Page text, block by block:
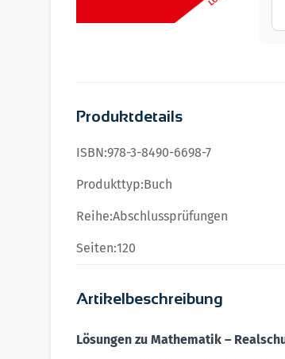
Artikelbeschreibung
Lösungen zu Mathematik –
Produktdetails
ISBN:978-3-8490-6698-7
Produkttyp:Buch
Reihe:Abschlussprüfungen
Seiten:120